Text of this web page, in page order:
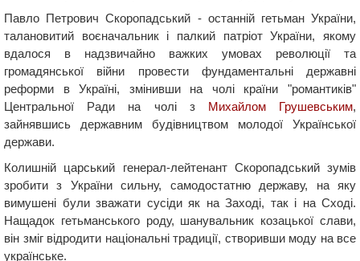
Павло Петрович Скоропадський - останній гетьман України,
талановитий воєначальник і палкий патріот України, якому
вдалося в надзвичайно важких умовах революції та
громадянської війни провести фундаментальні державні
реформи в Україні, змінивши на чолі країни "романтиків"
Центральної Ради на чолі з Михайлом Грушевським,
зайнявшись державним будівництвом молодої Української
держави.
Колишній царський генерал-лейтенант Скоропадський зумів
зробити з України сильну, самодостатню державу, на яку
вимушені були зважати сусіди як на Заході, так і на Сході.
Нащадок гетьманського роду, шанувальник козацької слави,
він зміг відродити національні традиції, створивши моду на все
українське.